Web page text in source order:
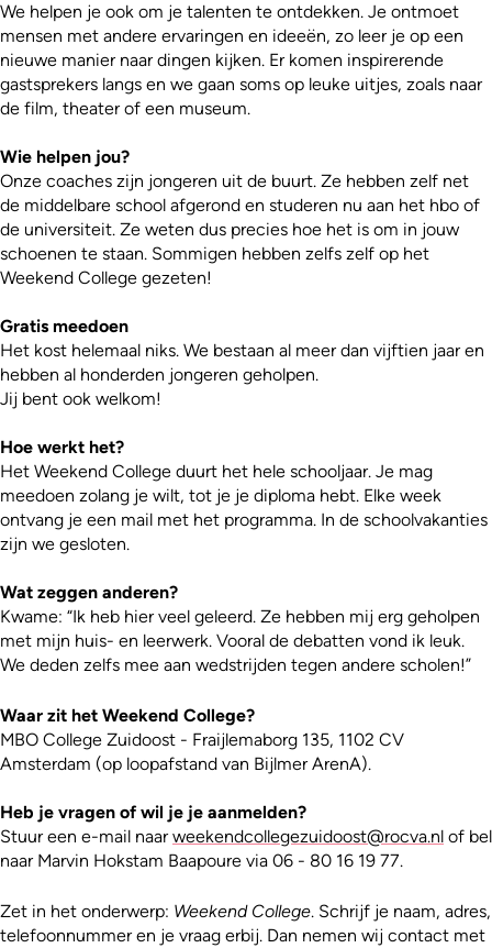
We helpen je ook om je talenten te ontdekken. Je ontmoet
mensen met andere ervaringen en ideeën, zo leer je op een
nieuwe manier naar dingen kijken. Er komen inspirerende
gastsprekers langs en we gaan soms op leuke uitjes, zoals naar
de film, theater of een museum.
Wie helpen jou?
Onze coaches zijn jongeren uit de buurt. Ze hebben zelf net
de middelbare school afgerond en studeren nu aan het hbo of
de universiteit. Ze weten dus precies hoe het is om in jouw
schoenen te staan. Sommigen hebben zelfs zelf op het
Weekend College gezeten!
Gratis meedoen
Het kost helemaal niks. We bestaan al meer dan vijftien jaar en
hebben al honderden jongeren geholpen.
Jij bent ook welkom!
Hoe werkt het?
Het Weekend College duurt het hele schooljaar. Je mag
meedoen zolang je wilt, tot je je diploma hebt. Elke week
ontvang je een mail met het programma. In de schoolvakanties
zijn we gesloten.
Wat zeggen anderen?
Kwame: “Ik heb hier veel geleerd. Ze hebben mij erg geholpen
met mijn huis- en leerwerk. Vooral de debatten vond ik leuk.
We deden zelfs mee aan wedstrijden tegen andere scholen!”
Waar zit het Weekend College?
MBO College Zuidoost - Fraijlemaborg 135, 1102 CV
Amsterdam (op loopafstand van Bijlmer ArenA).
Heb je vragen of wil je je aanmelden?
Stuur een e-mail naarweekendcollegezuidoost@rocva.nl of bel
naar Marvin Hokstam Baapoure via 06 - 80 16 19 77.
Zet in het onderwerp: Weekend College. Schrijf je naam, adres,
telefoonnummer en je vraag erbij. Dan nemen wij contact met